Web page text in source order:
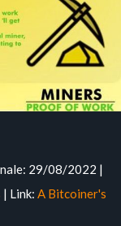
29/08/2022 |
| Link: A Bitcoiner's